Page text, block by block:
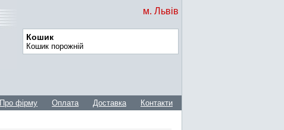
м. Львів
Кошик
Кошик порожній
Про фірму Оплата Доставка Контакти